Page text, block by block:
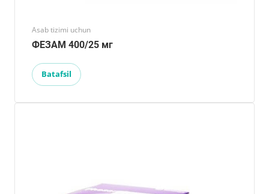
Asab tizimi uchun
ФЕЗАМ 400/25 мг
Batafsil